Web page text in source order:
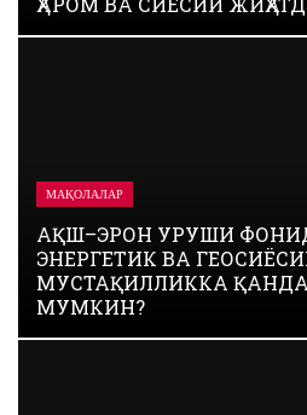
босқичида қандай ўрин
МАҚОЛАЛАР
АҚШ–ЭРОН УРУШИ
ЭНЕРГЕТИК ВА
МУСТАҚИЛЛИККА
МУМКИН?